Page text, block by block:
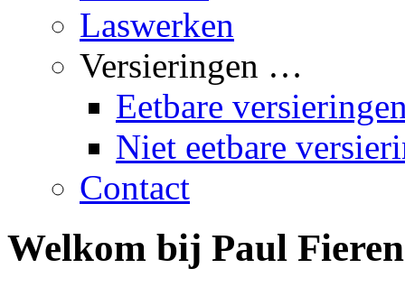
Laswerken
Versieringen …
Eetbare
Niet eetbare
Contact
Welkom bij Paul